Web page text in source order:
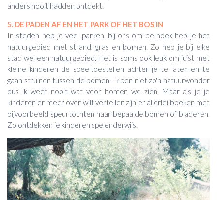
anders nooit hadden ontdekt.
5. DE PADEN AF EN HET PARK OF HET BOS IN
In steden heb je veel parken, bij ons om de hoek heb je het
natuurgebied met strand, gras en bomen. Zo heb je bij elke
stad wel een natuurgebied. Het is soms ook leuk om juist met
kleine kinderen de speeltoestellen achter je te laten en te
gaan struinen tussen de bomen. Ik ben niet zo'n natuurwonder
dus ik weet nooit wat voor bomen we zien. Maar als je je
kinderen er meer over wilt vertellen zijn er allerlei boeken met
bijvoorbeeld speurtochten naar bepaalde bomen of bladeren.
Zo ontdekken je kinderen spelenderwijs.